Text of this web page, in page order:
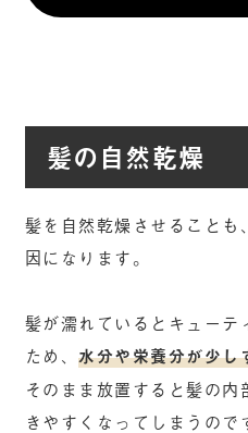
髪の自然乾燥
髪を自然乾燥させることも
因になります。
髪が濡れているとキューテ
ため、水分や栄養分が少
そのまま放置すると髪の
きやすくなってしまうので